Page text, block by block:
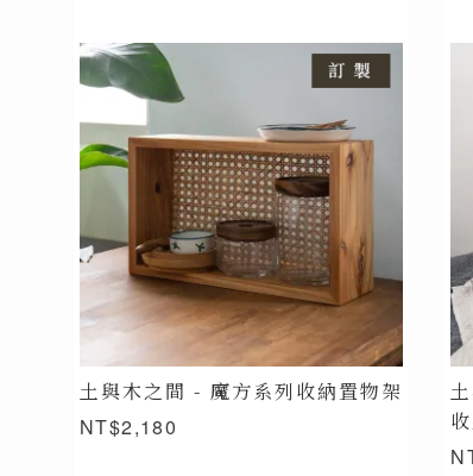
土與木之間 - 魔方系列收納置物架
NT$2,180